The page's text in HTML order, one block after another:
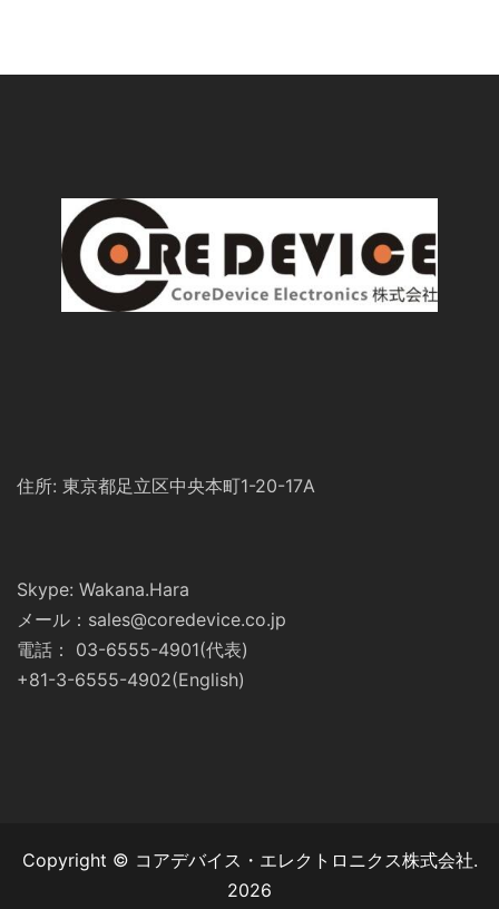
住所: 東京都足立区中央本町1-20-17A
Skype: Wakana.Hara
メール：sales@coredevice.co.jp
電話： 03-6555-4901(代表)
+81-3-6555-4902(English)
Copyright © コアデバイス・エレクトロニクス株式会社.
2026